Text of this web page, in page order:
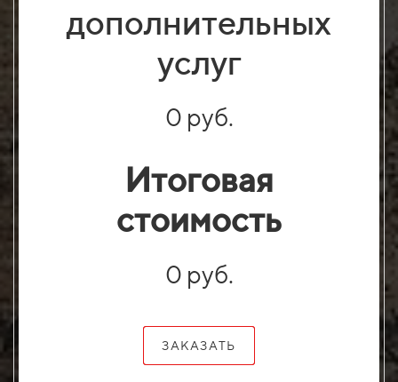
дополнительных
услуг
0 руб.
Итоговая
стоимость
0 руб.
ЗАКАЗАТЬ